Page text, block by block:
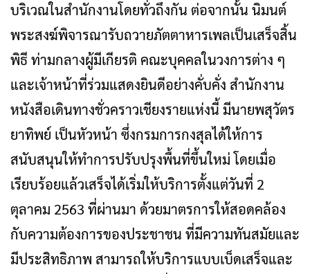
บริเวณในสำนักงานโดยทั่วถึงกัน ต่อจากนั้น นิมนต์
พระสงฆ์พิจารณารับถวายภัตตาหารเพลเป็นเสร็จสิ้น
พิธี ท่ามกลางผู้มีเกียรติ คณะบุคคลในวงการต่าง ๆ
และเจ้าหน้าที่ร่วมแสดงยินดีอย่างคั่บคั่ง สำนักงาน
หนังสือเดินทางชั่วคราวเชียงรายแห่งนี้ มีนายพสุวัตร
ยาทิพย์ เป็นหัวหน้า ซึ่งกรมการกงสุลได้ให้การ
สนับสนุนให้ทำการปรับปรุงพื้นที่ขึ้นใหม่ โดยเมื่อ
เรียบร้อยแล้วเสร็จได้เริ่มให้บริการตั้งแต่วันที่ 2
ตุลาคม 2563 ที่ผ่านมา ด้วยมาตรการให้สอดคล้อง
กับความต้องการของประชาชน ที่มีความทันสมัยและ
มีประสิทธิภาพ สามารถให้บริการแบบเบ็ดเสร็จและ